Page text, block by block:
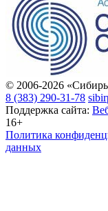
© 2006-2026
8 (383) 290-31-78
Поддержка сайта:
16+
Политика
данных